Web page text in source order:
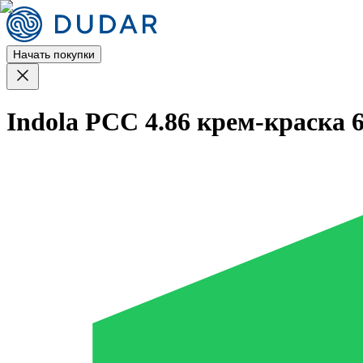
Начать покупки
Indola PCC 4.86 крем-краска